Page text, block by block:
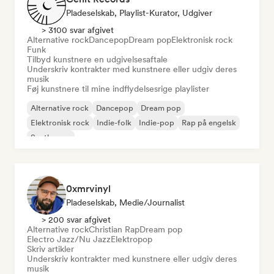
Pladeselskab, Playlist-Kurator, Udgiver
> 3100 svar afgivet
Alternative rockDancepopDream popElektronisk rock
Funk
Tilbyd kunstnere en udgivelsesaftale
Underskriv kontrakter med kunstnere eller udgiv deres
musik
Føj kunstnere til mine indflydelsesrige playlister
Alternative rock Dancepop
Dream pop
Elektronisk rock
Indie-folk Indie-pop
Rap på engelsk
Synthwave
0xmrvinyl
Pladeselskab, Medie/journalist
> 200 svar afgivet
Alternative rockChristian RapDream pop
Electro Jazz/Nu JazzElektropop
Skriv artikler
Underskriv kontrakter med kunstnere eller udgiv deres
musik